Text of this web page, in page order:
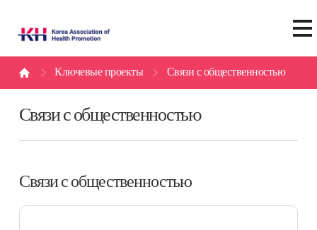
Ключевые проекты Связи с общественностью
Связи с общественностью
Связи с общественностью